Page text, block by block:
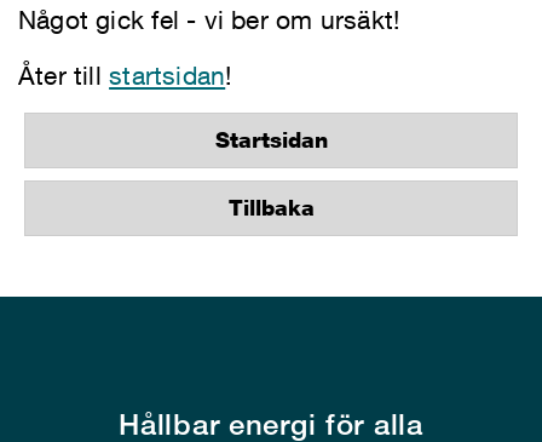
Något gick fel - vi ber om ursäkt!
Åter tillstartsidan!
Startsidan
Tillbaka
Hållbar energi för alla